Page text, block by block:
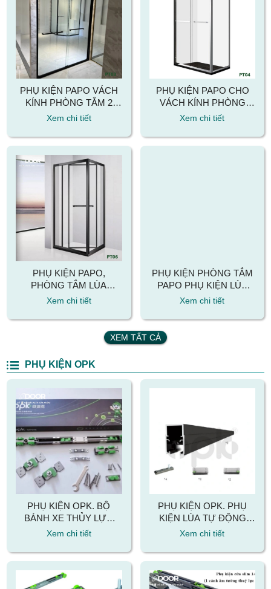
PHỤ KIỆN PAPO VÁCH
KÍNH PHÒNG TẮM 2
CÁNH LÙA QUA LẠI MÃ
Xem chi tiết
PHỤ KIỆN PAPO CHO
VÁCH KÍNH PHÒNG
TẮM 2 CÁNH LÙA QUA
PT04
Xem chi tiết
PHỤ KIỆN PAPO,
PHÒNG TẮM LÙA
VUÔNG GÓC 90 ĐỘ MÃ
Xem chi tiết
PHỤ KIỆN PHÒNG TẮM
PAPO PHỤ KIỆN LÙA
135 ĐỘ MÃ PT07
Xem chi tiết
XEM TẤT CẢ
PHỤ KIỆN OPK
PHỤ KIỆN OPK. BỘ
BÁNH XE THỦY LỰC
CỬA LÙA SLIM
Xem chi tiết
PHỤ KIỆN OPK. PHỤ
KIỆN LÙA TỰ ĐỘNG
CỬA SLIM
Xem chi tiết